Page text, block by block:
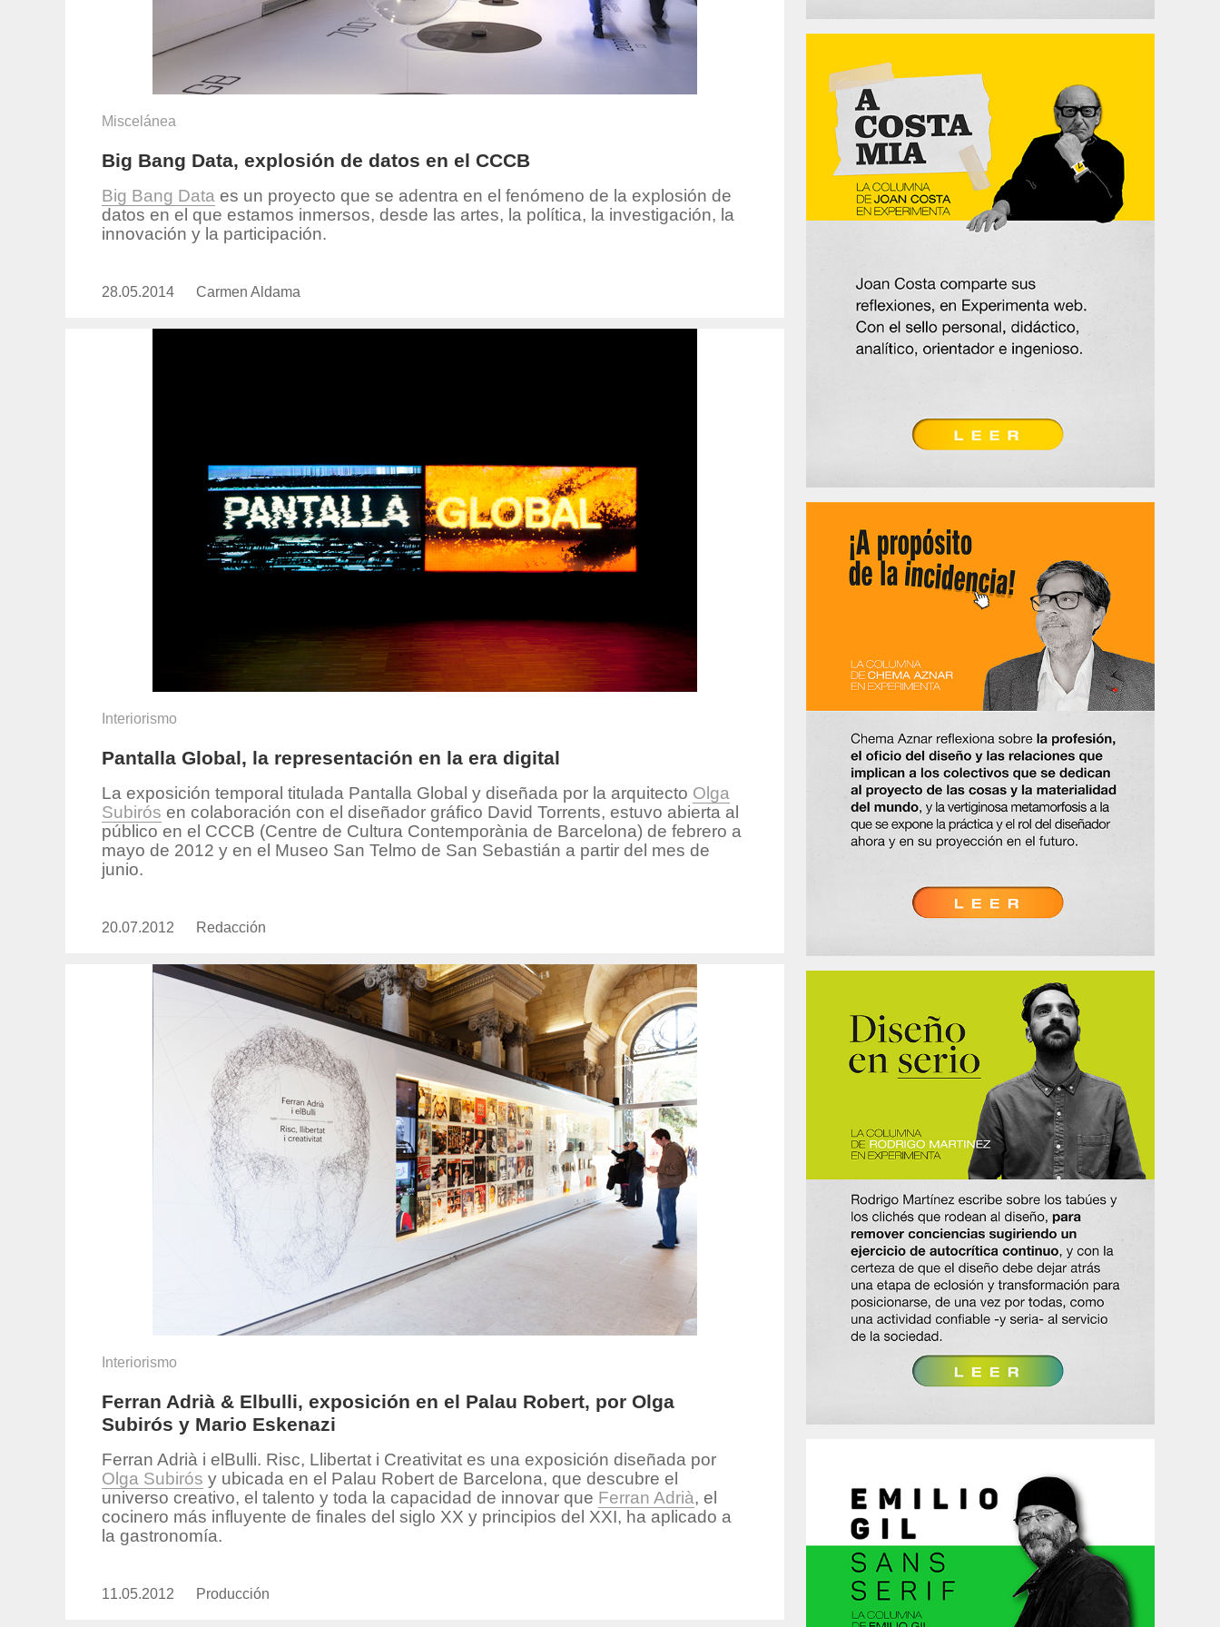
Miscelánea
Big Bang Data, explosión de datos en el CCCB
Big Bang Data es un proyecto que se adentra en el fenómeno de la explosión de
datos en el que estamos inmersos, desde las artes, la política, la investigación, la
innovación y la participación.
Publicado
28.05.2014
https://www.experimenta.es/author/carmen-
Carmen Aldama
Interiorismo
Pantalla Global, la representación en la era digital
La exposición temporal titulada Pantalla Global y diseñada por la arquitecto Olga
Subirós en colaboración con el diseñador gráfico David Torrents, estuvo abierta al
público en el CCCB (Centre de Cultura Contemporània de Barcelona) de febrero a
mayo de 2012 y en el Museo San Telmo de San Sebastián a partir del mes de
junio.
Publicado
20.07.2012 https://www.experimenta.es/author/redaccion/
Redacción
Interiorismo
Ferran Adrià & Elbulli, exposición en el Palau Robert, por Olga
Subirós y Mario Eskenazi
Ferran Adrià i elBulli. Risc, Llibertat i Creativitat es una exposición diseñada por
Olga Subirós y ubicada en el Palau Robert de Barcelona, que descubre el
universo creativo, el talento y toda la capacidad de innovar que Ferran Adrià, el
cocinero más influyente de finales del siglo XX y principios del XXI, ha aplicado a
la gastronomía.
Publicado
11.05.2012 https://www.experimenta.es/author/produccion/
Producción